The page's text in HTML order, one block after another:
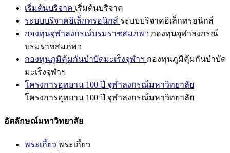
เริ่มต้นบริจาค เริ่มต้นบริจาค
ระบบบริจาคอิเล็กทรอนิกส์ ระบบบริจาคอิเล็กทรอนิกส์
กองทุนจุฬาลงกรณ์บรมราชสมภพฯ กองทุนจุฬาลงกรณ์
บรมราชสมภพฯ
กองทุนภูมิคุ้มกันบำบัดมะเร็งจุฬาฯ กองทุนภูมิคุ้มกันบำบัด
มะเร็งจุฬาฯ
โครงการอุทยาน 100 ปี จุฬาลงกรณ์มหาวิทยาลัย
โครงการอุทยาน 100 ปี จุฬาลงกรณ์มหาวิทยาลัย
อัตลักษณ์มหาวิทยาลัย
พระเกี้ยว พระเกี้ยว